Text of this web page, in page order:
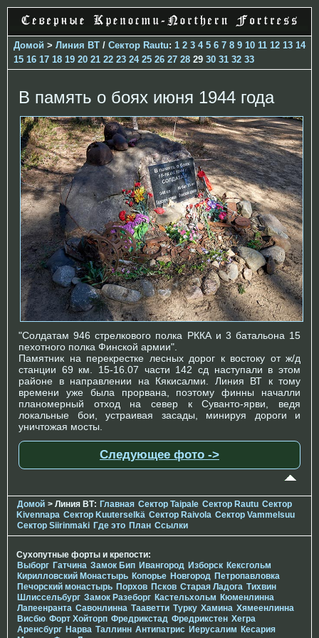
Домой > Линия ВТ / Сектор Rautu: 1 2 3 4 5 6 7 8 9 10 11 12 13 14
15 16 17 18 19 20 21 22 23 24 25 26 27 28 29 30 31 32 33
В память о боях июня 1944 года
"Солдатам 946 стрелкового полка РККА и 3 батальона 15
пехотного полка Финской армии".
Памятник на перекрестке лесных дорог к востоку от ж/д
станции 69 км. 15-16.07 части 142 сд наступали в этом
районе в направлении на Кякисалми. Линия ВТ к тому
времени уже была прорвана, поэтому финны началли
планомерный отход на север к Суванто-ярви, ведя
локальные бои, устраивая засады, минируя дороги и
уничтожая мосты.
Следующее фото ->
Домой > Линия ВТ: Главная Сектор Taipale Сектор Rautu Сектор
Kivennapa Сектор Kuuterselkä Сектор Raivola Сектор Vammelsuu
Сектор Siirinmaki Где это План Ссылки
Сухопутные форты и крепости:
Выборг Гатчина Замок Бип Ивангород Изборск Кексгольм
Кирилловский Монастырь Копорье Новгород Петропавловка
Печорcкий монастырь Порхов Псков Старая Ладога Тихвин
Шлиссельбург Замок Разеборг Кастельхольм Кюменлинна
Лапеенранта Савонлинна Тааветти Турку Хамина Хямеенлинна
Висбю Форт Хойторп Фредрикстад Фредрикстен Хегра
Аренсбург Нарва Таллинн Антипатрис Иерусалим Кесария